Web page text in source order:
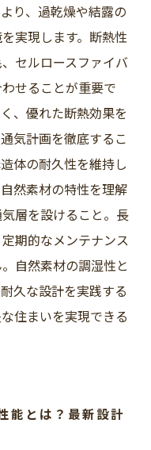
り、過乾燥や結露の
実現します。断熱性
セルロースファイバ
せることが重要で
、優れた断熱効果を
気計画を徹底するこ
体の耐久性を維持し
然素材の特性を理解
層を設けること。長
期的なメンテナンス
自然素材の調湿性と
久な設計を実践する
住まいを実現できる
能とは？最新設計